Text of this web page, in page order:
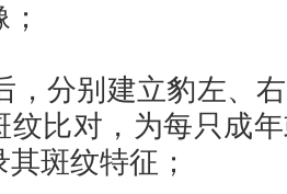
，分别建立豹左、
纹比对，为每只成
斑纹特征；